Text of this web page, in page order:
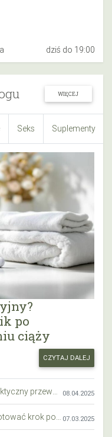
dziś do 19:00
WIĘCEJ
Seks Suplementy
po
ciąży
CZYTAJ DALEJ
08.04.2025
07.03.2025